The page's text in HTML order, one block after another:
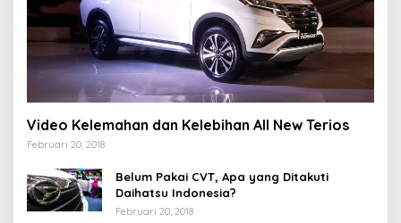
Video Kelemahan dan Kelebihan All New Terios
Februari 20, 2018
Belum Pakai CVT, Apa yang Ditakuti
Daihatsu Indonesia?
Februari 20, 2018